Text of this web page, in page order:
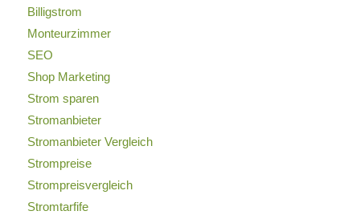
Billigstrom
Monteurzimmer
SEO
Shop Marketing
Strom sparen
Stromanbieter
Stromanbieter Vergleich
Strompreise
Strompreisvergleich
Stromtarfife